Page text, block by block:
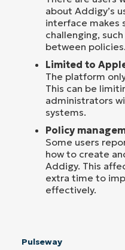
about Addigy’s
interface makes
challenging,
between policies.
Limited to
The platform
This can be
administrators
systems.
Policy
Some users
how to create
Addigy. This
extra time to
effectively.
Pulseway